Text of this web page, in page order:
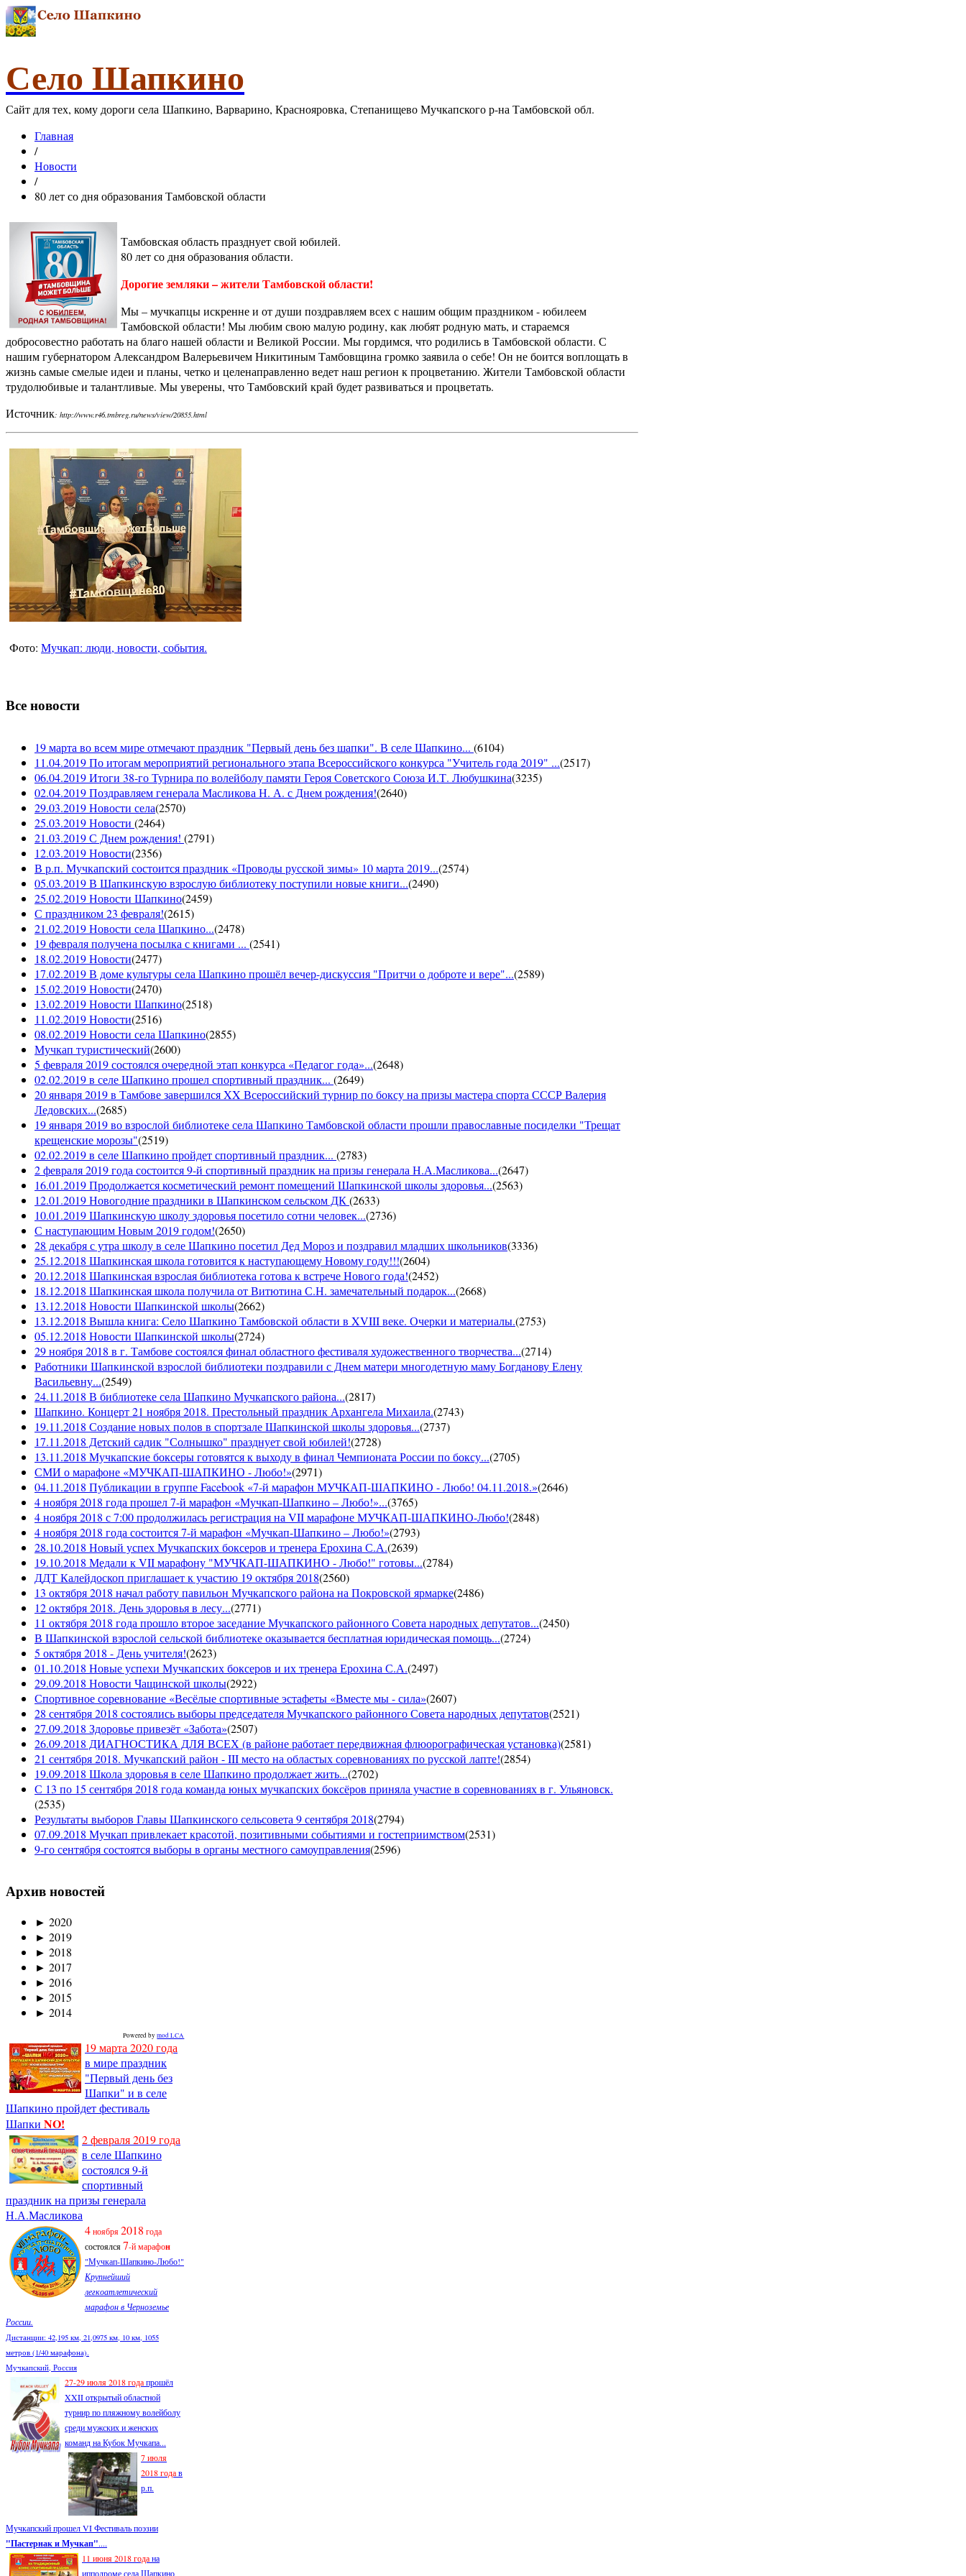
Село Шапкино
Сайт для тех, кому дороги села Шапкино, Варварино, Краснояровка, Степанищево Мучкапского р-на Тамбовской обл.
Главная
/
Новости
/
80 лет со дня образования Тамбовской области
Тамбовская область празднует свой юбилей.
80 лет со дня образования области.
Дорогие земляки – жители Тамбовской области!
Мы – мучкапцы искренне и от души поздравляем всех с нашим общим праздником - юбилеем
Тамбовской области! Мы любим свою малую родину, как любят родную мать, и стараемся
добросовестно работать на благо нашей области и Великой России. Мы гордимся, что родились в Тамбовской области. С
нашим губернатором Александром Валерьевичем Никитиным Тамбовщина громко заявила о себе! Он не боится воплощать в
жизнь самые смелые идеи и планы, четко и целенаправленно ведет наш регион к процветанию. Жители Тамбовской области
трудолюбивые и талантливые. Мы уверены, что Тамбовский край будет развиваться и процветать.
Источник: http://www.r46.tmbreg.ru/news/view/20855.html
Фото: Мучкап: люди, новости, события.
Все новости
19 марта во всем мире отмечают праздник "Первый день без шапки". В селе Шапкино... (6104)
11.04.2019 По итогам мероприятий регионального этапа Всероссийского конкурса "Учитель года 2019" ...(2517)
06.04.2019 Итоги 38-го Турнира по волейболу памяти Героя Советского Союза И.Т. Любушкина(3235)
02.04.2019 Поздравляем генерала Масликова Н. А. с Днем рождения!(2640)
29.03.2019 Новости села(2570)
25.03.2019 Новости (2464)
21.03.2019 С Днем рождения! (2791)
12.03.2019 Новости(2356)
В р.п. Мучкапский состоится праздник «Проводы русской зимы» 10 марта 2019...(2574)
05.03.2019 В Шапкинскую взрослую библиотеку поступили новые книги...(2490)
25.02.2019 Новости Шапкино(2459)
С праздником 23 февраля!(2615)
21.02.2019 Новости села Шапкино...(2478)
19 февраля получена посылка с книгами ... (2541)
18.02.2019 Новости(2477)
17.02.2019 В доме культуры села Шапкино прошёл вечер-дискуссия "Притчи о доброте и вере"...(2589)
15.02.2019 Новости(2470)
13.02.2019 Новости Шапкино(2518)
11.02.2019 Новости(2516)
08.02.2019 Новости села Шапкино(2855)
Мучкап туристический(2600)
5 февраля 2019 состоялся очередной этап конкурса «Педагог года»...(2648)
02.02.2019 в селе Шапкино прошел спортивный праздник... (2649)
20 января 2019 в Тамбове завершился XX Всероссийский турнир по боксу на призы мастера спорта СССР Валерия
Ледовских...(2685)
19 января 2019 во взрослой библиотеке села Шапкино Тамбовской области прошли православные посиделки "Трещат
крещенские морозы"(2519)
02.02.2019 в селе Шапкино пройдет спортивный праздник... (2783)
2 февраля 2019 года состоится 9-й спортивный праздник на призы генерала Н.А.Масликова...(2647)
16.01.2019 Продолжается косметический ремонт помещений Шапкинской школы здоровья...(2563)
12.01.2019 Новогодние праздники в Шапкинском сельском ДК(2633)
10.01.2019 Шапкинскую школу здоровья посетило сотни человек...(2736)
С наступающим Новым 2019 годом!(2650)
28 декабря с утра школу в селе Шапкино посетил Дед Мороз и поздравил младших школьников(3336)
25.12.2018 Шапкинская школа готовится к наступающему Новому году!!!(2604)
20.12.2018 Шапкинская взрослая библиотека готова к встрече Нового года!(2452)
18.12.2018 Шапкинская школа получила от Витютина С.Н. замечательный подарок...(2668)
13.12.2018 Новости Шапкинской школы(2662)
13.12.2018 Вышла книга: Село Шапкино Тамбовской области в XVIII веке. Очерки и материалы.(2753)
05.12.2018 Новости Шапкинской школы(2724)
29 ноября 2018 в г. Тамбове состоялся финал областного фестиваля художественного творчества...(2714)
Работники Шапкинской взрослой библиотеки поздравили с Днем матери многодетную маму Богданову Елену
Васильевну...(2549)
24.11.2018 В библиотеке села Шапкино Мучкапского района...(2817)
Шапкино. Концерт 21 ноября 2018. Престольный праздник Архангела Михаила.(2743)
19.11.2018 Создание новых полов в спортзале Шапкинской школы здоровья...(2737)
17.11.2018 Детский садик "Солнышко" празднует свой юбилей!(2728)
13.11.2018 Мучкапские боксеры готовятся к выходу в финал Чемпионата России по боксу...(2705)
СМИ о марафоне «МУЧКАП-ШАПКИНО - Любо!»(2971)
04.11.2018 Публикации в группе Facebook «7-й марафон МУЧКАП-ШАПКИНО - Любо! 04.11.2018.»(2646)
4 ноября 2018 года прошел 7-й марафон «Мучкап-Шапкино – Любо!»...(3765)
4 ноября 2018 с 7:00 продолжилась регистрация на VII марафоне МУЧКАП-ШАПКИНО-Любо!(2848)
4 ноября 2018 года состоится 7-й марафон «Мучкап-Шапкино – Любо!»(2793)
28.10.2018 Новый успех Мучкапских боксеров и тренера Ерохина С.А.(2639)
19.10.2018 Медали к VII марафону "МУЧКАП-ШАПКИНО - Любо!" готовы...(2784)
ДДТ Калейдоскоп приглашает к участию 19 октября 2018(2560)
13 октября 2018 начал работу павильон Мучкапского района на Покровской ярмарке(2486)
12 октября 2018. День здоровья в лесу...(2771)
11 октября 2018 года прошло второе заседание Мучкапского районного Совета народных депутатов...(2450)
В Шапкинской взрослой сельской библиотеке оказывается бесплатная юридическая помощь...(2724)
5 октября 2018 - День учителя!(2623)
01.10.2018 Новые успехи Мучкапских боксеров и их тренера Ерохина С.А.(2497)
29.09.2018 Новости Чащинской школы(2922)
Спортивное соревнование «Весёлые спортивные эстафеты «Вместе мы - сила»(2607)
28 сентября 2018 состоялись выборы председателя Мучкапского районного Совета народных депутатов(2521)
27.09.2018 Здоровье привезёт «Забота»(2507)
26.09.2018 ДИАГНОСТИКА ДЛЯ ВСЕХ (в районе работает передвижная флюорографическая установка)(2581)
21 сентября 2018. Мучкапский район - III место на областых соревнованиях по русской лапте!(2854)
19.09.2018 Школа здоровья в селе Шапкино продолжает жить...(2702)
С 13 по 15 сентября 2018 года команда юных мучкапских боксёров приняла участие в соревнованиях в г. Ульяновск.
(2535)
Результаты выборов Главы Шапкинского сельсовета 9 сентября 2018(2794)
07.09.2018 Мучкап привлекает красотой, позитивными событиями и гостеприимством(2531)
9-го сентября состоятся выборы в органы местного самоуправления(2596)
Архив новостей
► 2020
► 2019
► 2018
► 2017
► 2016
► 2015
► 2014
Powered bymod LCA
19 марта 2020 года
в мире праздник
"Первый день без
Шапки" и в селе
Шапкино пройдет фестиваль
Шапки NO!
2 февраля 2019 года
в селе Шапкино
состоялся 9-й
спортивный
праздник на призы генерала
Н.А.Масликова
4ноября2018 года
состоялся7-й марафон
"Мучкап-Шапкино-Любо!"
Крупнейший
легкоатлетический
марафон в Черноземье
России.
Дистанции: 42,195 км, 21,0975 км, 10 км, 1055
метров (1/40 марафона).
Мучкапский, Россия
27-29 июля 2018 годапрошёл
XXII открытый областной
турнир по пляжному волейболу
среди мужских и женских
команд на Кубок Мучкапа...
7 июля
2018 годав
р.п.
Мучкапский прошел VI Фестиваль поэзии
"Пастернак и Мучкап"....
11 июня 2018 годана
ипподроме села Шапкино